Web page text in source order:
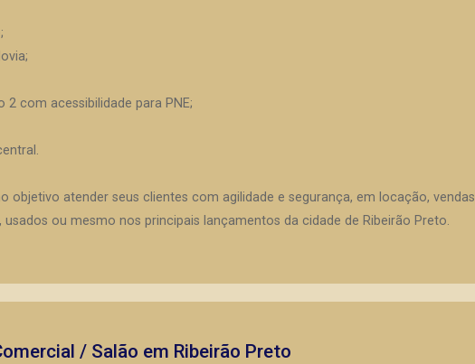
2 com acessibilidade para PNE;
objetivo atender seus clientes com agilidade e segurança, em locação, vendas
usados ou mesmo nos principais lançamentos da cidade de Ribeirão Preto.
/ Salão em Ribeirão Preto